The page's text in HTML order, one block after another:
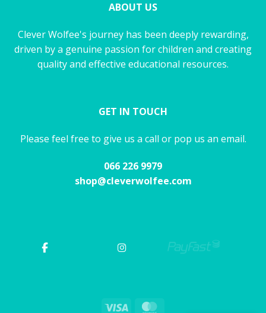
ABOUT US
Clever Wolfee's journey has been deeply rewarding,
driven by a genuine passion for children and creating
quality and effective educational resources.
GET IN TOUCH
Please feel free to give us a call or pop us an email.
066 226 9979
shop@cleverwolfee.com
Visa